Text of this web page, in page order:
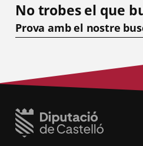
No trobes el que
Prova amb el nostre